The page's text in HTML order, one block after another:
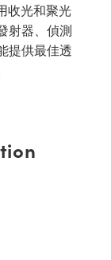
收光和聚光
射器、偵測
提供最佳透